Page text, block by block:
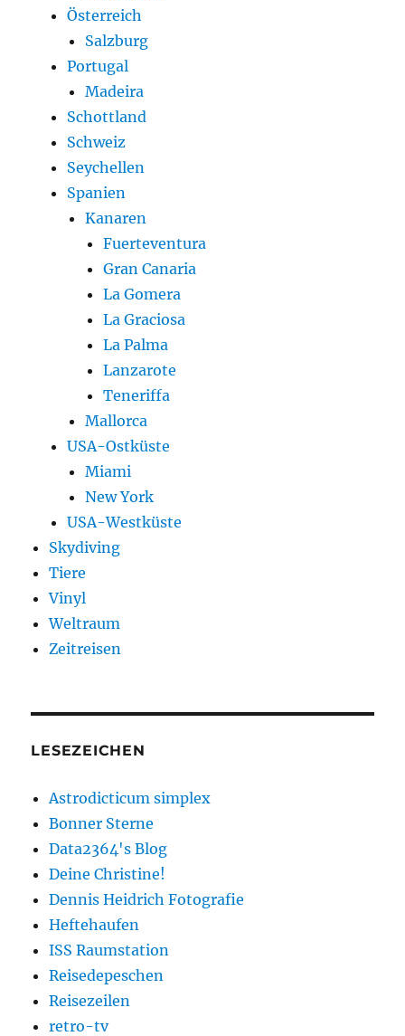
Österreich
Salzburg
Portugal
Madeira
Schottland
Schweiz
Seychellen
Spanien
Kanaren
Fuerteventura
Gran Canaria
La Gomera
La Graciosa
La Palma
Lanzarote
Teneriffa
Mallorca
USA-Ostküste
Miami
New York
USA-Westküste
Skydiving
Tiere
Vinyl
Weltraum
Zeitreisen
LESEZEICHEN
Astrodicticum simplex
Bonner Sterne
Data2364's Blog
Deine Christine!
Dennis Heidrich Fotografie
Heftehaufen
ISS Raumstation
Reisedepeschen
Reisezeilen
retro-tv